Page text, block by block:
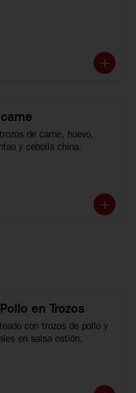
de carne, huevo,
y cebolla china.
en Trozos
con trozos de pollo y
en salsa ostión.